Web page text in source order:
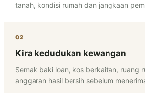
tanah, kondisi rumah dan jangkaan
02
Kira kedudukan kewangan
Semak baki loan, kos berkaitan, ruang
anggaran hasil bersih sebelum